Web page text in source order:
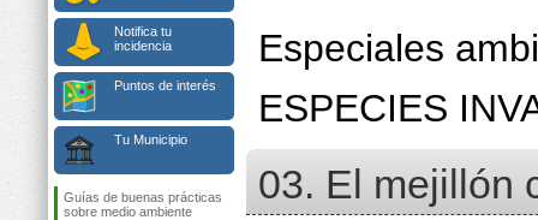
Notifica tu
incidencia
Puntos de interés
Tu Municipio
Guías de buenas prácticas
sobre medio ambiente
Especiales
ESPECIES
03. El mejillón